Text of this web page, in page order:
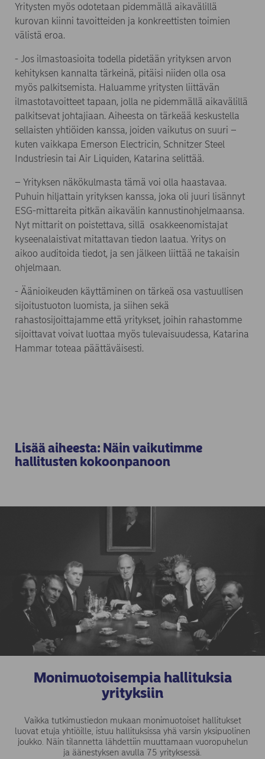
Yritysten myös odotetaan pidemmällä aikavälillä
kurovan kiinni tavoitteiden ja konkreettisten toimien
välistä eroa.
- Jos ilmastoasioita todella pidetään yrityksen arvon
kehityksen kannalta tärkeinä, pitäisi niiden olla osa
myös palkitsemista. Haluamme yritysten liittävän
ilmastotavoitteet tapaan, jolla ne pidemmällä aikavälillä
palkitsevat johtajiaan. Aiheesta on tärkeää keskustella
sellaisten yhtiöiden kanssa, joiden vaikutus on suuri –
kuten vaikkapa Emerson Electricin, Schnitzer Steel
Industriesin tai Air Liquiden, Katarina selittää.
– Yrityksen näkökulmasta tämä voi olla haastavaa.
Puhuin hiljattain yrityksen kanssa, joka oli juuri lisännyt
ESG-mittareita pitkän aikavälin kannustinohjelmaansa.
Nyt mittarit on poistettava, sillä osakkeenomistajat
kyseenalaistivat mitattavan tiedon laatua. Yritys on
aikoo auditoida tiedot, ja sen jälkeen liittää ne takaisin
ohjelmaan.
- Äänioikeuden käyttäminen on tärkeä osa vastuullisen
sijoitustuoton luomista, ja siihen sekä
rahastosijoittajamme että yritykset, joihin rahastomme
sijoittavat voivat luottaa myös tulevaisuudessa, Katarina
Hammar toteaa päättäväisesti.
Lisää aiheesta: Näin vaikutimme
hallitusten kokoonpanoon
Monimuotoisempia hallituksia
yrityksiin
Vaikka tutkimustiedon mukaan monimuotoiset hallitukset
luovat etuja yhtiöille, istuu hallituksissa yhä varsin yksipuolinen
joukko. Näin tilannetta lähdettiin muuttamaan vuoropuhelun
ja äänestyksen avulla 75 yrityksessä.